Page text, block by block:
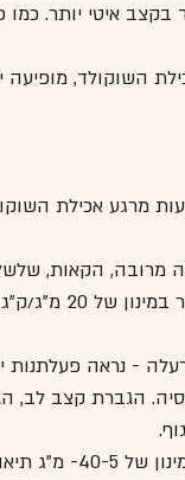
איטי יותר.
מרגע אכילת
מרובה, הקאות,
או לחלופין –
- נראה פעלתנות
הגברת קצב לב,
/ק"ג משקל גוף.